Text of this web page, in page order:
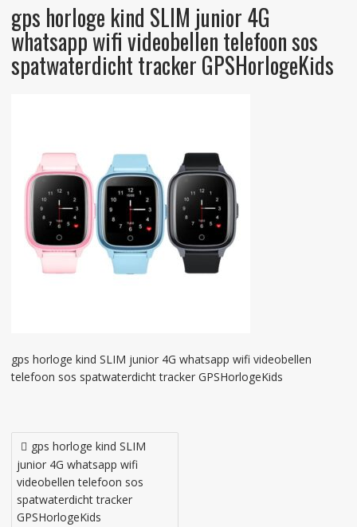
gps horloge kind SLIM junior 4G
whatsapp wifi videobellen telefoon sos
spatwaterdicht tracker GPSHorlogeKids
gps horloge kind SLIM junior 4G whatsapp wifi videobellen
telefoon sos spatwaterdicht tracker GPSHorlogeKids
Bericht
navigatie
gps horloge kind SLIM
junior 4G whatsapp wifi
videobellen telefoon sos
spatwaterdicht tracker
GPSHorlogeKids